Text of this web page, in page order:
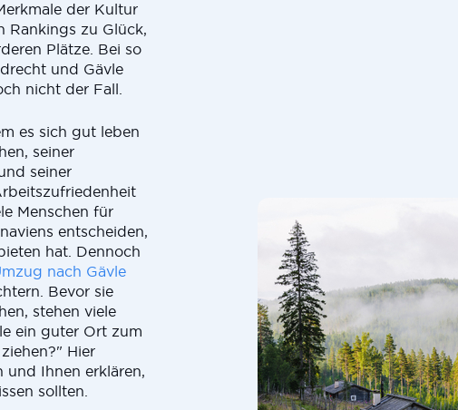
der Kultur
Rankings zu Glück,
Plätze. Bei so
und Gävle
nicht der Fall.
es sich gut leben
seiner
seiner
Menschen für
entscheiden,
hat. Dennoch
nach Gävle
Bevor sie
stehen viele
ein guter Ort zum
Hier
Ihnen erklären,
sollten.